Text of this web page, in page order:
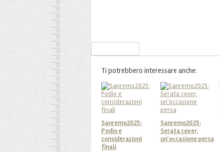
Ti potrebbero interessare anche:
Sanremo2025:
Podio e
considerazioni
finali
Sanremo2025:
Serata cover,
un'occasione persa